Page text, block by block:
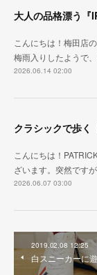
こんにちは！梅田店
梅雨入りしたようで
2026.06.14 02:00
クラシックで歩く
こんにちは！
ざいます。突然です
2026.06.07 03:00
2019.02.08 12:25
白スニーカーに